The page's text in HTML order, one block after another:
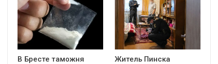
В Бресте таможня
Житель Пинска